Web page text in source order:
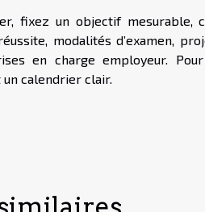
fixez un objectif mesurable,
modalités d’examen,
en charge employeur.
un calendrier clair.